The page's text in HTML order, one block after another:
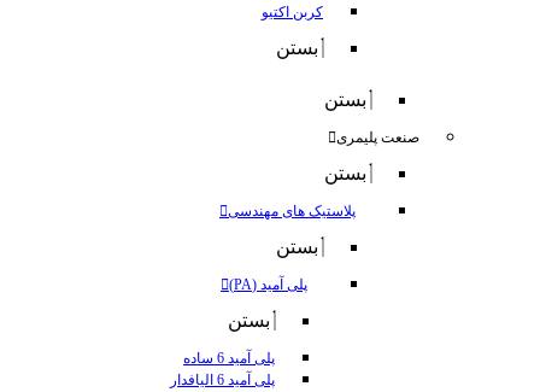
کربن اکتیو
بستن
بستن
صنعت پلیمری
بستن
پلاستیک های مهندسی
بستن
پلی آمید (PA)
بستن
پلی آمید 6 ساده
پلی آمید 6 الیافدار